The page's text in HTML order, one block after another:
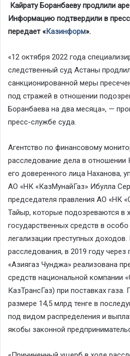
Кайрату Боранбаеву продлили
Информацию подтвердили в
передает «Казинформ».
«12 октября 2022 года
следственный суд Астаны
санкционированной меры
под стражей в отношении
Боранбаева на два месяца», —
пресс-службе суда.
Агентство по финансовому
расследование дела в отношении
его доверенного лица Наханова,
АО «НК «КазМунайГаз» Ибулла
председателя правления АО «НК
Тайыр, которые подозреваются в
государственных средств в
легализации преступных
расследования, в 2019 году
«Азиягаз Чунджа» реализована
средств национальной компании
КазТрансГаз) при поставках
размере 14,5 млрд тенге в
под видом распределения и
якобы законной